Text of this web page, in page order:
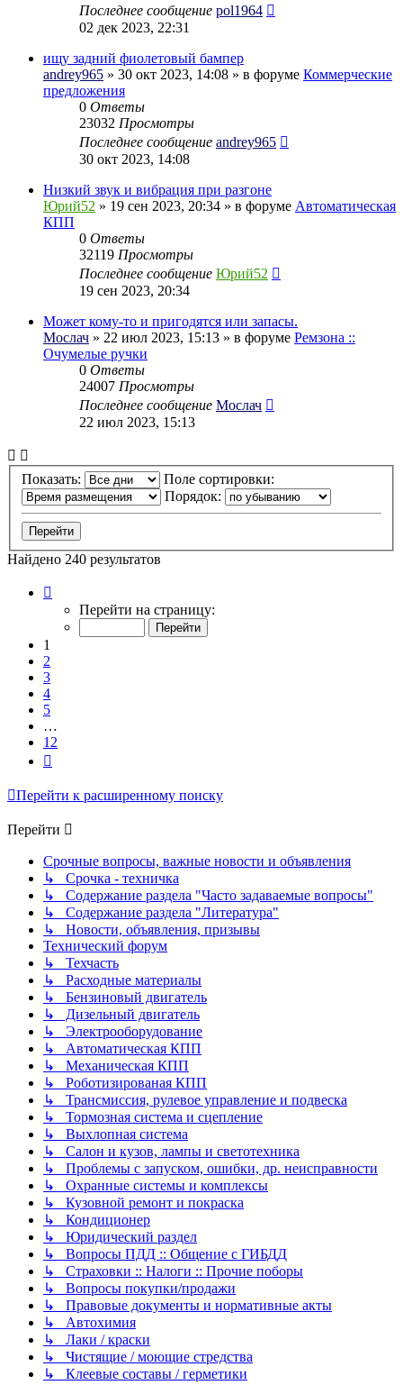
Последнее сообщение pol1964
02 дек 2023, 22:31
ищу задний фиолетовый бампер
andrey965 » 30 окт 2023, 14:08 » в форуме Коммерческие
предложения
0 Ответы
23032 Просмотры
Последнее сообщение andrey965
30 окт 2023, 14:08
Низкий звук и вибрация при разгоне
Юрий52 » 19 сен 2023, 20:34 » в форуме Автоматическая
КПП
0 Ответы
32119 Просмотры
Последнее сообщение Юрий52
19 сен 2023, 20:34
Может кому-то и пригодятся или запасы.
Мослач » 22 июл 2023, 15:13 » в форуме Ремзона ::
Очумелые ручки
0 Ответы
24007 Просмотры
Последнее сообщение Мослач
22 июл 2023, 15:13
Показать:
Поле сортировки:
Порядок:
Найдено 240 результатов
Перейти на страницу:
1
2
3
4
5
…
12
Перейти к расширенному поиску
Перейти
Срочные вопросы, важные новости и объявления
↳ Срочка - техничка
↳ Содержание раздела "Часто задаваемые вопросы"
↳ Содержание раздела "Литература"
↳ Новости, объявления, призывы
Технический форум
↳ Техчасть
↳ Расходные материалы
↳ Бензиновый двигатель
↳ Дизельный двигатель
↳ Электрооборудование
↳ Автоматическая КПП
↳ Механическая КПП
↳ Роботизированая КПП
↳ Трансмиссия, рулевое управление и подвеска
↳ Тормозная система и сцепление
↳ Выхлопная система
↳ Салон и кузов, лампы и светотехника
↳ Проблемы с запуском, ошибки, др. неисправности
↳ Охранные системы и комплексы
↳ Кузовной ремонт и покраска
↳ Кондиционер
↳ Юридический раздел
↳ Вопросы ПДД :: Общение с ГИБДД
↳ Страховки :: Налоги :: Прочие поборы
↳ Вопросы покупки/продажи
↳ Правовые документы и нормативные акты
↳ Автохимия
↳ Лаки / краски
↳ Чистящие / моющие стредства
↳ Клеевые составы / герметики